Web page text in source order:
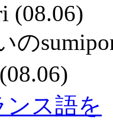
(08.06)
の
ス語を